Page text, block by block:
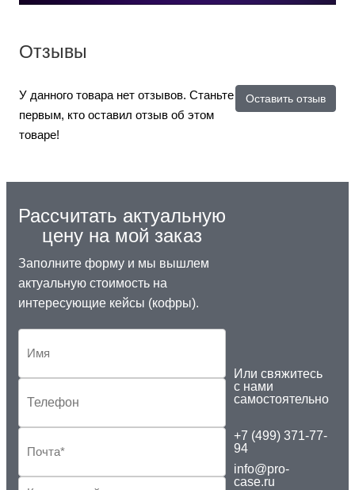
Отзывы
Оставить отзыв
У данного товара нет отзывов. Станьте
первым, кто оставил отзыв об этом
товаре!
Рассчитать актуальную
цену на мой заказ
Заполните форму и мы вышлем
актуальную стоимость на
интересующие кейсы (кофры).
Или свяжитесь
с нами
самостоятельно
+7 (499) 371-77-
94
info@pro-
case.ru